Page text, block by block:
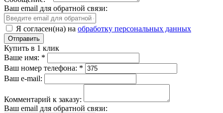
Ваш email для обратной связи:
Я согласен(на) на обработку персональных данных
Купить в 1 клик
Ваше имя: *
Ваш номер телефона: *
Ваш e-mail:
Комментарий к заказу:
Ваш email для обратной связи: